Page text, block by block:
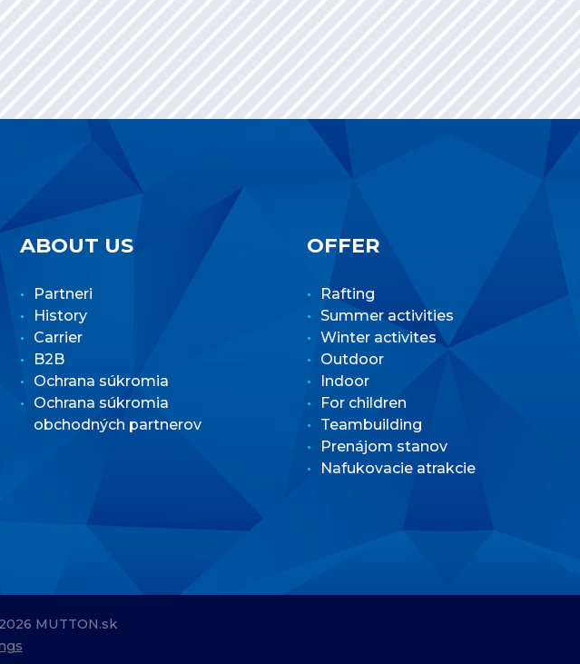
ABOUT US
Partneri
History
Carrier
B2B
Ochrana súkromia
Ochrana súkromia
obchodných partnerov
OFFER
Rafting
Summer activities
Winter activites
Outdoor
Indoor
For children
Teambuilding
Prenájom stanov
Nafukovacie atrakcie
MUTTON.sk